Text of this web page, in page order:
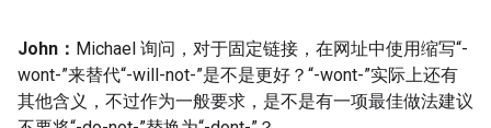
John： Michael 询问，对于固定链接，在网址中使用缩写“-
wont-”来替代“-will-not-”是不是更好？“-wont-”实际上还有
其他含义，不过作为一般要求，是不是有一项最佳做法建议